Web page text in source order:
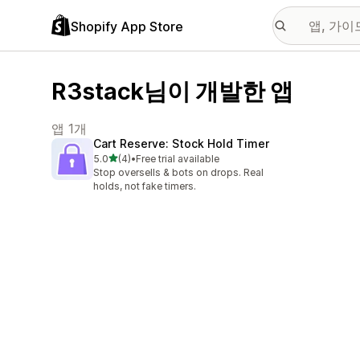
Shopify App Store
R3stack님이 개발한 앱
앱 1개
Cart Reserve: Stock Hold Timer
5.0별 5개 중
(4)
총 리뷰 4개
•Free trial available
Stop oversells & bots on drops. Real
holds, not fake timers.